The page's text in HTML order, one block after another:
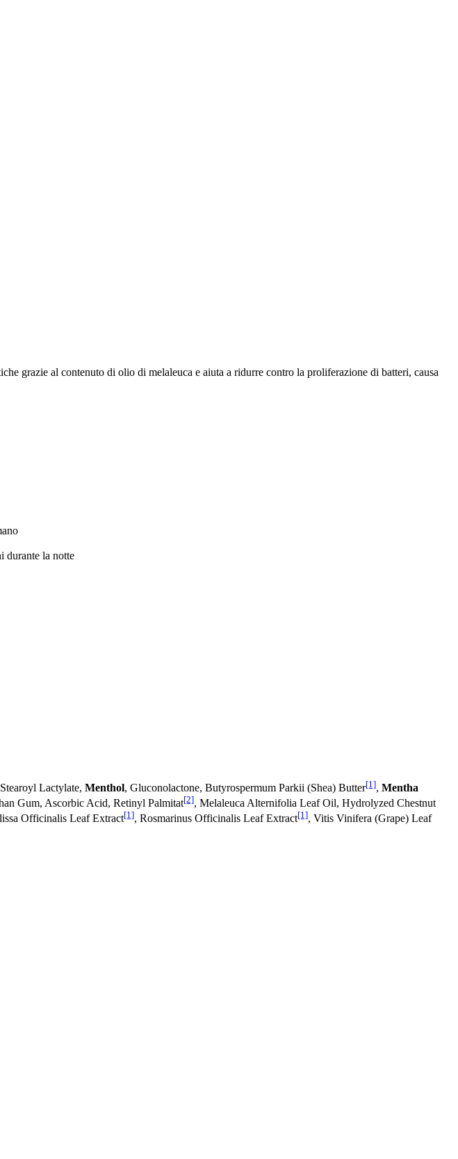
grazie al contenuto di olio di melaleuca e aiuta a ridurre contro la proliferazione di batteri, causa
durante la notte
Lactylate, Menthol, Gluconolactone, Butyrospermum Parkii (Shea) Butter[1], Mentha
Gum, Ascorbic Acid, Retinyl Palmitat[2], Melaleuca Alternifolia Leaf Oil, Hydrolyzed Chestnut
Officinalis Leaf Extract[1], Rosmarinus Officinalis Leaf Extract[1], Vitis Vinifera (Grape) Leaf